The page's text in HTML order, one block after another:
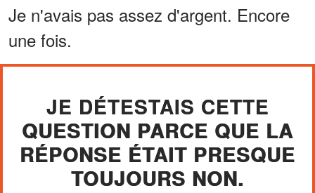
Je n'avais pas assez d'argent. Encore
une fois.
JE DÉTESTAIS CETTE
QUESTION PARCE QUE LA
RÉPONSE ÉTAIT PRESQUE
TOUJOURS NON.